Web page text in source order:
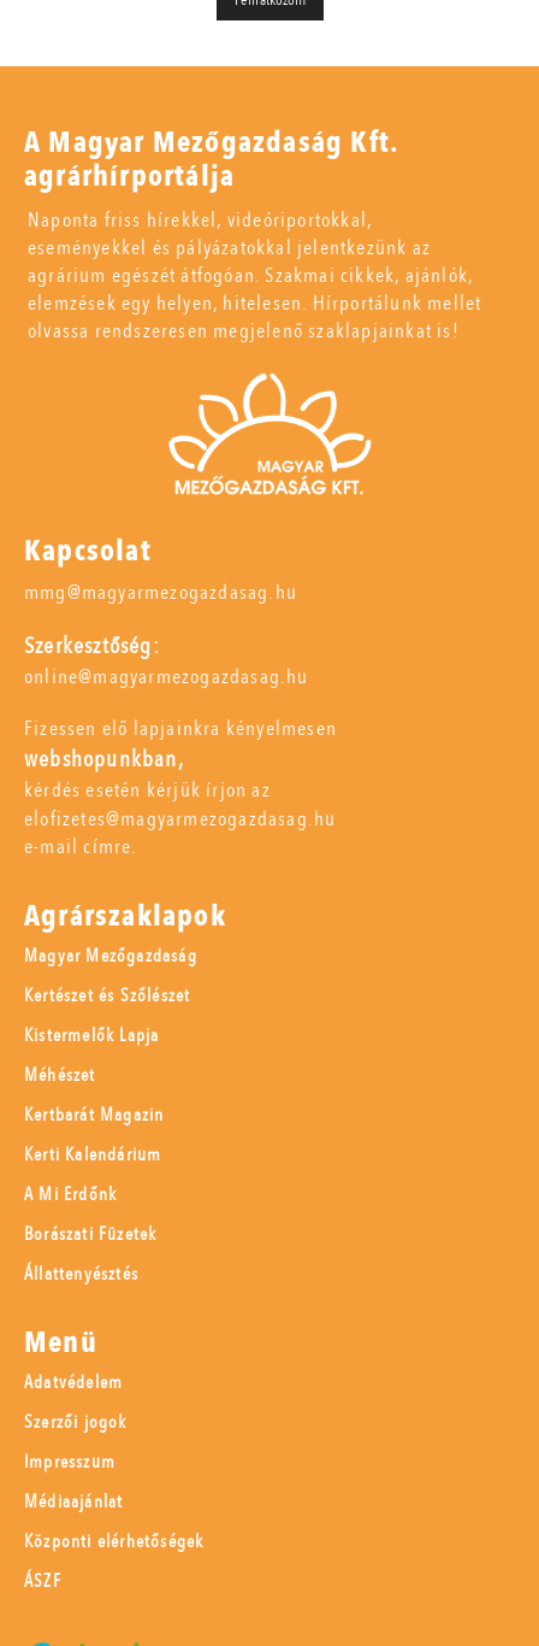
A Magyar Mezőgazdaság Kft.
agrárhírportálja
Naponta friss hírekkel, videóriportokkal,
eseményekkel és pályázatokkal jelentkezünk az
agrárium egészét átfogóan. Szakmai cikkek, ajánlók,
elemzések egy helyen, hitelesen. Hírportálunk mellet
olvassa rendszeresen megjelenő szaklapjainkat is!
Kapcsolat
mmg@magyarmezogazdasag.hu
Szerkesztőség:
online@magyarmezogazdasag.hu
Fizessen elő lapjainkra kényelmesen
webshopunkban,
kérdés esetén kérjük írjon az
elofizetes@magyarmezogazdasag.hu
e-mail címre.
Agrárszaklapok
Magyar Mezőgazdaság
Kertészet és Szőlészet
Kistermelők Lapja
Méhészet
Kertbarát Magazin
Kerti Kalendárium
A Mi Erdőnk
Borászati Füzetek
Állattenyésztés
Menü
Adatvédelem
Szerzői jogok
Impresszum
Médiaajánlat
Központi elérhetőségek
ÁSZF